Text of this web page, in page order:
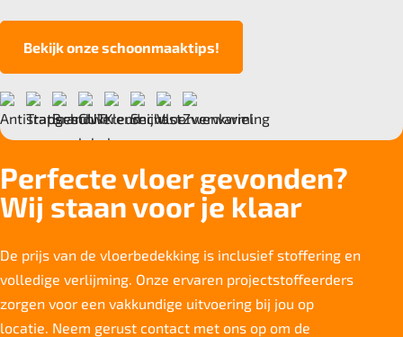
3,7 mm
Totale hoogte
5,8mm
Anti statisch
ja, , 2kv
1/10"
Aantal noppen
252.800 noppen/m2
Totaal gwicht
1.650 g/m2
Lichtechtheid NF EN ISO 105-B02
>6
Bekijk onze schoonmaaktips!
Perfecte vloer gevonden?
Wij staan voor je klaar
De prijs van de vloerbedekking is inclusief stoffering en
volledige verlijming. Onze ervaren projectstoffeerders
zorgen voor een vakkundige uitvoering bij jou op
locatie. Neem gerust contact met ons op om de